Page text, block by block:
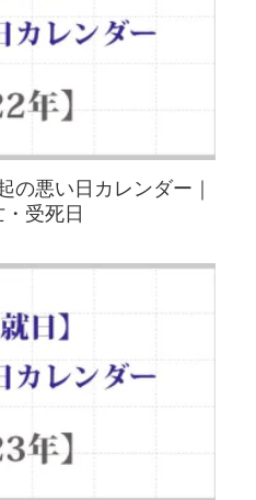
の悪い日カレンダー｜
受死日